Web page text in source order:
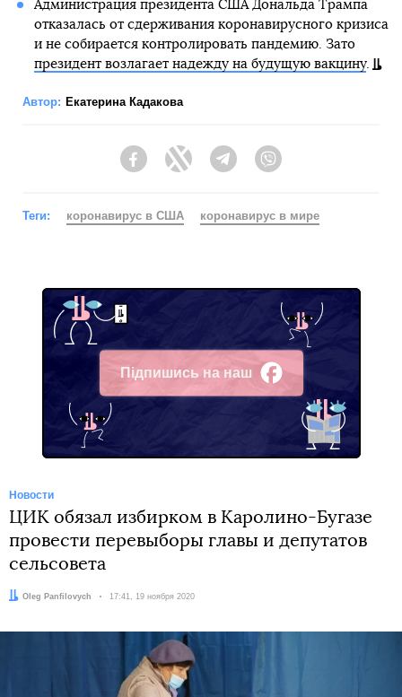
Администрация президента США Дональда Трампа
отказалась от сдерживания коронавирусного кризиса
и не собирается контролировать пандемию. Зато
президент возлагает надежду на будущую вакцину.
Автор: Екатерина Кадакова
FacebookTwitter Telegram
Теги: коронавирус в США коронавирус в мире
Підпишись на наш
Facebook
Новости
ЦИК обязал избирком в Каролино-Бугазе
провести перевыборы главы и депутатов
сельсовета
Автор:
Oleg Panfilovych Дата:
17:41, 19 ноября 2020